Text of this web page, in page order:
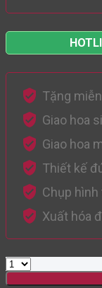
Tặng
Giao hoa
Giao hoa
Thiết kế
Chụp
Xuất hóa